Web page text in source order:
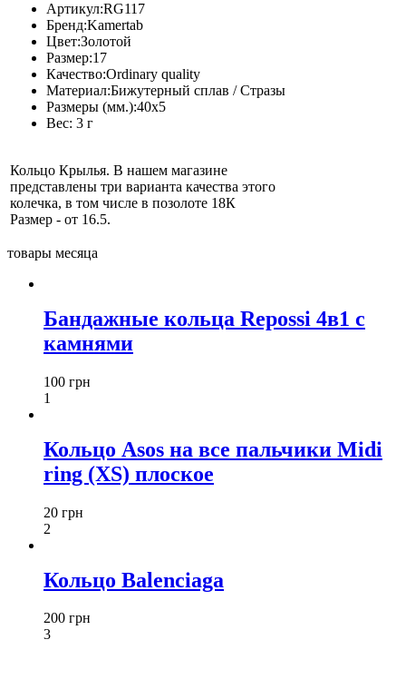
Артикул:RG117
Бренд:Kamertab
Цвет:Золотой
Размер:17
Качество:Ordinary quality
Материал:Бижутерный сплав / Стразы
Размеры (мм.):40х5
Вес: 3 г
Кольцо Крылья. В нашем магазине
представлены три варианта качества этого
колечка, в том числе в позолоте 18К
Размер - от 16.5.
товары месяца
Бандажные кольца Repossi 4в1 с
камнями
100 грн
1
Кольцо Asos на все пальчики Midi
ring (XS) плоское
20 грн
2
Кольцо Balenciaga
200 грн
3